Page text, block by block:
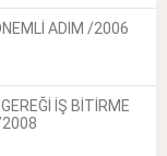
ADIM /2006
İŞ BİTİRME
2008